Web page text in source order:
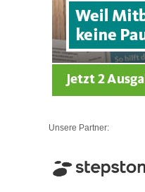
Unsere Partner: